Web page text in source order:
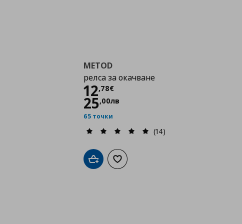
METOD
релса за окачване
12,78€
Цена
25,00лв
65 точки
(14)
Добави в кошницата
Добави към списъка с любими